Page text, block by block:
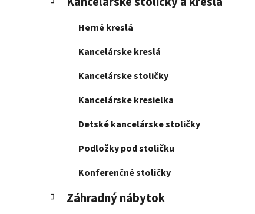
Herné kreslá
Kancelárske kreslá
Kancelárske stoličky
Kancelárske kresielka
Detské kancelárske stoličky
Podložky pod stoličku
Konferenčné stoličky
Záhradný nábytok